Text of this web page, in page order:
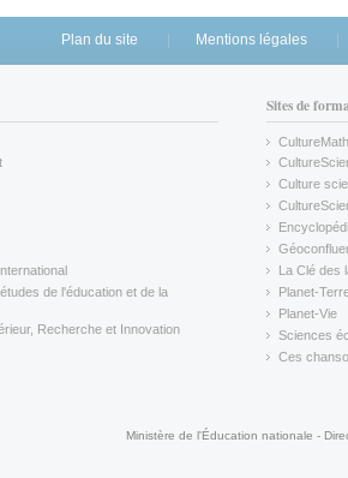
Plan du site Mentions légales
de l'éducation et de la
Recherche et Innovation
Sites de
CultureMath
(link is
(link is
Culture
(link is
(link is
(link is
La Clé des
(link is
Planet-
(link is
Planet-Vie
(link is
Sciences
(link is
Ces
Ministère de l'Éducation nationale -